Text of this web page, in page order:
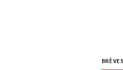
BRÈVES